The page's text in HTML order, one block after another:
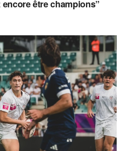
être champions”